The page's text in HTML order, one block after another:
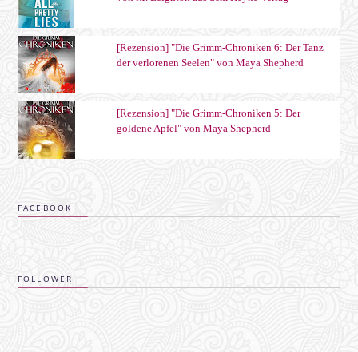
[Rezension] "Die Grimm-Chroniken 6: Der Tanz
der verlorenen Seelen" von Maya Shepherd
[Rezension] "Die Grimm-Chroniken 5: Der
goldene Apfel" von Maya Shepherd
FACEBOOK
FOLLOWER